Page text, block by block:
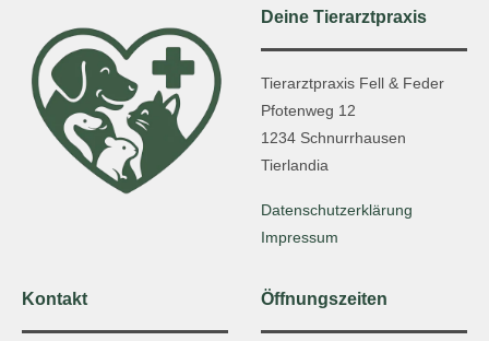
Deine Tierarztpraxis
Tierarztpraxis Fell & Feder
Pfotenweg 12
1234 Schnurrhausen
Tierlandia
Datenschutzerklärung
Impressum
Kontakt Öffnungszeiten